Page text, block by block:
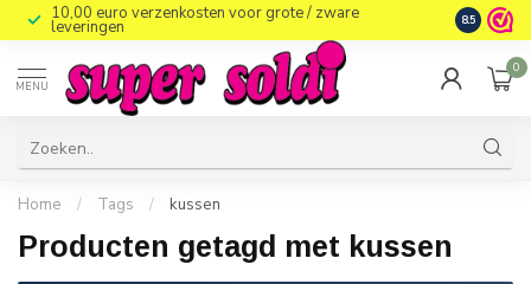
10,00 euro verzenkosten voor grote / zware
leveringen 8.5
MENU
0
Home / Tags / kussen
Producten getagd met kussen